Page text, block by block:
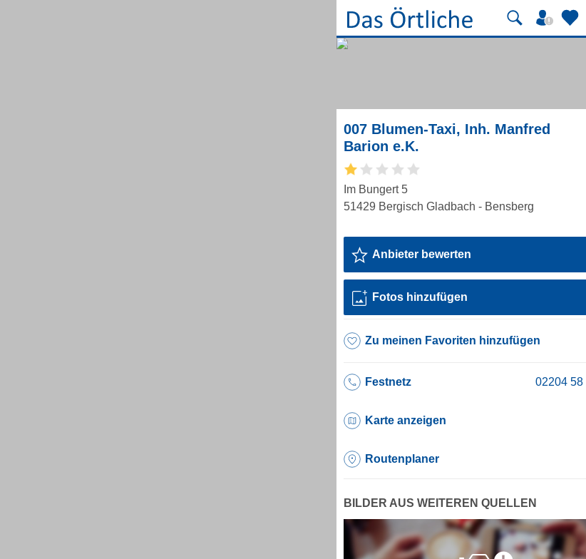
007 Blumen-Taxi, Inh. Manfred
Barion e.K.
Im Bungert 5
51429 Bergisch Gladbach - Bensberg
Anbieter bewerten
Fotos hinzufügen
Zu meinen Favoriten hinzufügen
Festnetz
Karte anzeigen
Routenplaner
BILDER AUS WEITEREN QUELLEN